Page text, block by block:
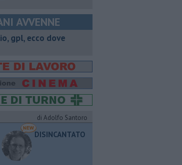
AVVENNE
gpl, ecco dove
di Adolfo Santoro
DISINCANTATO